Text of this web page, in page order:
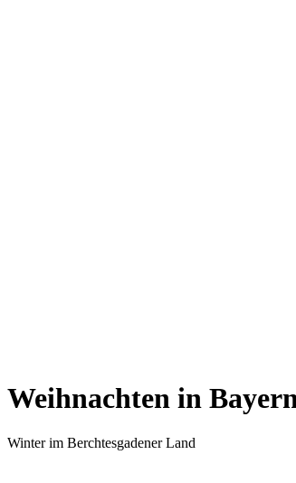
Weihnachten in
Winter im Berchtesgadener Land